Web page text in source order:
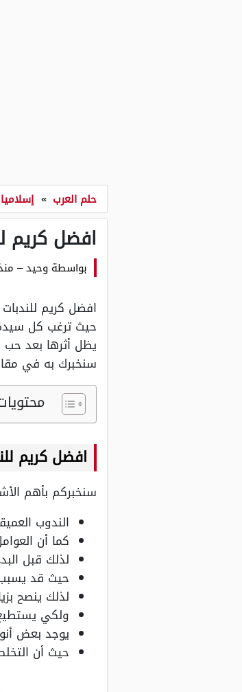
حلم العرب »
افضل كريم
بواسطة وحيد–
افضل كريم
حيث ترغب كل
يظل أثرها بعد
سنخبرك به في
افضل كريم
سنخبركم بأهم
الندوب
كما أن
لذلك قبل
حيث قد يسبب
لذلك ينصح
ولكي
يوجد بعض
حيث أن